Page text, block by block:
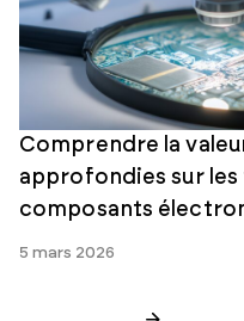
Comprendre la
approfondies sur
composants
5 mars 2026